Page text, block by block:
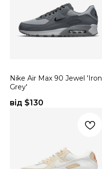
Nike Air Max 90 Jewel 'Iron
Grey'
від $130